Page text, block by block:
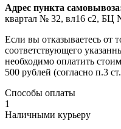
Адрес пункта
квартал № 32, вл16 с2, БЦ
Если вы отказываетесь от
соответствующего
необходимо оплатить
500 рублей (согласно п.3
Способы оплаты
1
Наличными курьеру